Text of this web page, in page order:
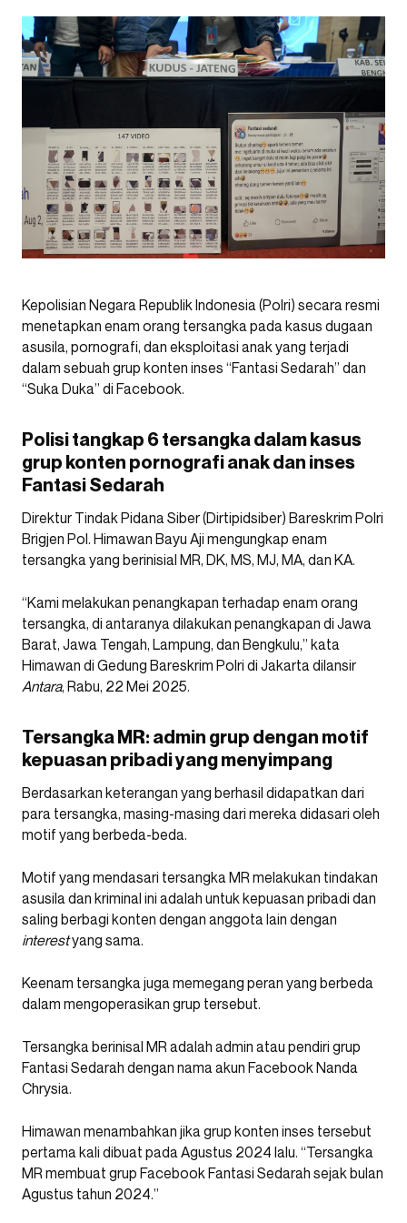
Kepolisian Negara Republik Indonesia (Polri) secara resmi
menetapkan enam orang tersangka pada kasus dugaan
asusila, pornografi, dan eksploitasi anak yang terjadi
dalam sebuah grup konten inses “Fantasi Sedarah” dan
“Suka Duka” di Facebook.
Polisi tangkap 6 tersangka dalam kasus
grup konten pornografi anak dan inses
Fantasi Sedarah
Direktur Tindak Pidana Siber (Dirtipidsiber) Bareskrim Polri
Brigjen Pol. Himawan Bayu Aji mengungkap enam
tersangka yang berinisial MR, DK, MS, MJ, MA, dan KA.
“Kami melakukan penangkapan terhadap enam orang
tersangka, di antaranya dilakukan penangkapan di Jawa
Barat, Jawa Tengah, Lampung, dan Bengkulu,” kata
Himawan di Gedung Bareskrim Polri di Jakarta dilansir
Antara, Rabu, 22 Mei 2025.
Tersangka MR: admin grup dengan motif
kepuasan pribadi yang menyimpang
Berdasarkan keterangan yang berhasil didapatkan dari
para tersangka, masing-masing dari mereka didasari oleh
motif yang berbeda-beda.
Motif yang mendasari tersangka MR melakukan tindakan
asusila dan kriminal ini adalah untuk kepuasan pribadi dan
saling berbagi konten dengan anggota lain dengan
interestyang sama.
Keenam tersangka juga memegang peran yang berbeda
dalam mengoperasikan grup tersebut.
Tersangka berinisal MR adalah admin atau pendiri grup
Fantasi Sedarah dengan nama akun Facebook Nanda
Chrysia.
Himawan menambahkan jika grup konten inses tersebut
pertama kali dibuat pada Agustus 2024 lalu. “Tersangka
MR membuat grup Facebook Fantasi Sedarah sejak bulan
Agustus tahun 2024.”